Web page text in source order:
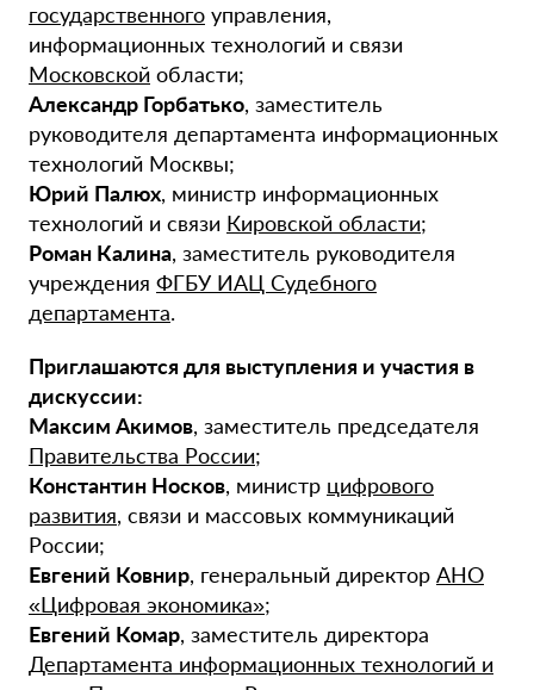
государственного управления,
информационных технологий и связи
Московской области;
Александр Горбатько, заместитель
руководителя департамента информационных
технологий Москвы;
Юрий Палюх, министр информационных
технологий и связи Кировской области;
Роман Калина, заместитель руководителя
учреждения ФГБУ ИАЦ Судебного
департамента.
Приглашаются для выступления и участия в
дискуссии:
Максим Акимов, заместитель председателя
Правительства России;
Константин Носков, министр цифрового
развития, связи и массовых коммуникаций
России;
Евгений Ковнир, генеральный директор АНО
«Цифровая экономика»;
Евгений Комар, заместитель директора
Департамента информационных технологий и